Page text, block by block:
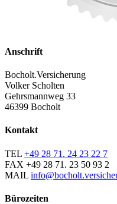
Anschrift
Bocholt.Versicherung
Volker Scholten
Gehrsmannweg 33
46399 Bocholt
Kontakt
TEL +49 28 71. 24 23 22 7
FAX +49 28 71. 23 50 93 2
MAIL
Bürozeiten